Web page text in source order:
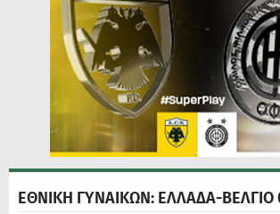
ΕΘΝΙΚΗ ΓΥΝΑΙΚΩΝ: ΕΛΛΑΔΑ-ΒΕΛΓΙΟ